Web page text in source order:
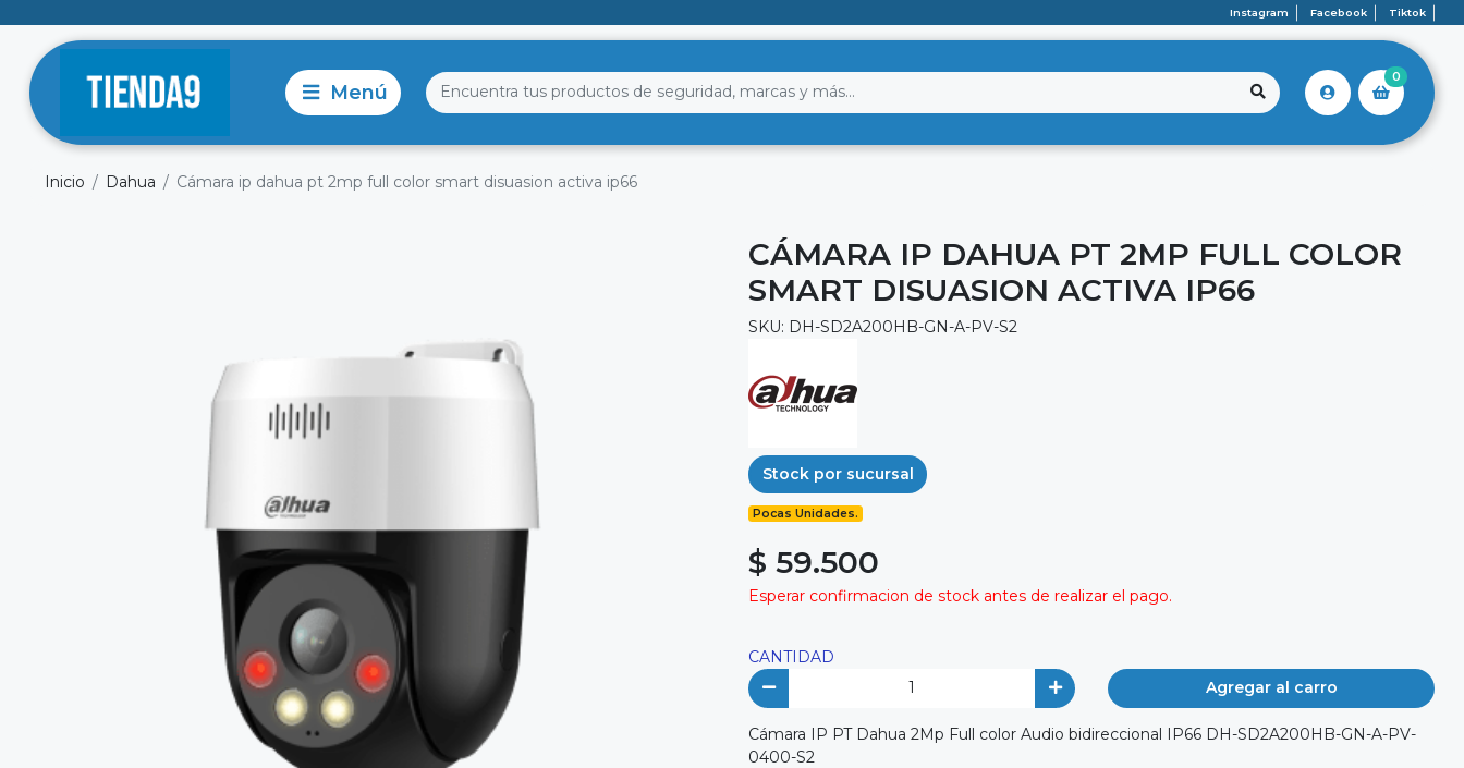
Instagram Facebook Tiktok
0
Inicio Dahua Cámara ip dahua pt 2mp full color smart disuasion activa ip66
CÁMARA IP DAHUA PT 2MP FULL COLOR
SMART DISUASION ACTIVA IP66
SKU: DH-SD2A200HB-GN-A-PV-S2
Stock por sucursal
Pocas Unidades.
$ 59.500
Esperar confirmacion de stock antes de realizar el pago.
CANTIDAD
Agregar al carro
Cámara IP PT Dahua 2Mp Full color Audio bidireccional IP66 DH-SD2A200HB-GN-A-PV-
0400-S2